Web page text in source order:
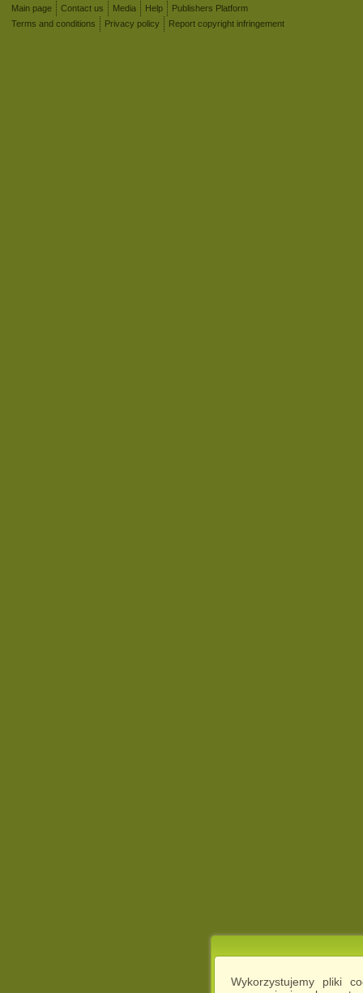
Wykorzystujemy pliki
Main page Contact us Media Help
Publishers Platform
Terms and conditions
Privacy policy Report copyright infringement